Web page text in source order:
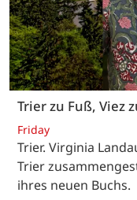
Trier zu Fuß, Viez
Friday
Trier. Virginia
Trier
ihres neuen Buchs.